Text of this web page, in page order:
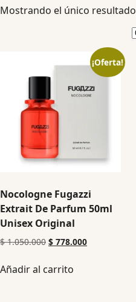
Mostrando el único resultado
¡Oferta!
Nocologne Fugazzi
Extrait De Parfum 50ml
Unisex Original
$1.050.000 $ 778.000
Añadir al carrito